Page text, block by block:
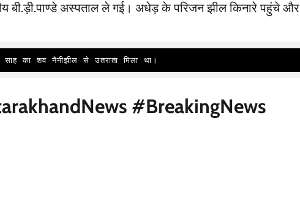
बी.ड़ी.पाण्डे अस्पताल ले गई। अधेड़ के परिजन झील किनारे पहुंचे और
साह का शव नैनीझील से उतराता मिला था।
#BreakingNews